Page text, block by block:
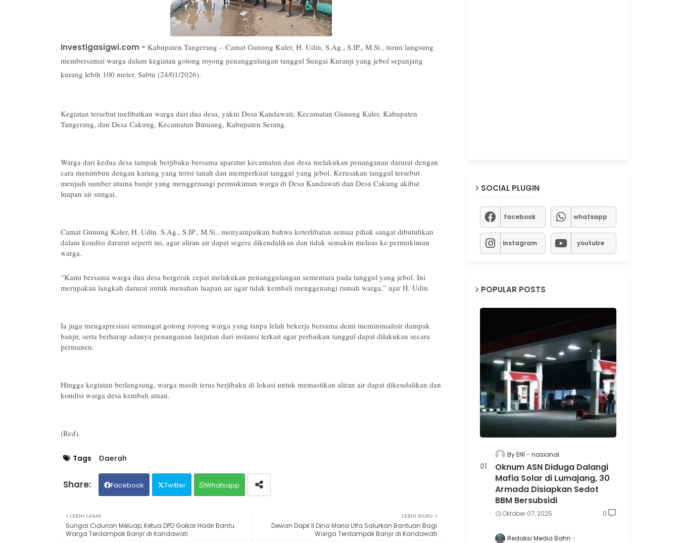
Investigasigwi.com - Kabupaten Tangerang – Camat Gunung Kaler, H. Udin, S.Ag., S.IP., M.Si., turun langsung
membersamai warga dalam kegiatan gotong royong penanggulangan tanggul Sungai Kuranji yang jebol sepanjang
kurang lebih 100 meter, Sabtu (24/01/2026).
Kegiatan tersebut melibatkan warga dari dua desa, yakni Desa Kandawati, Kecamatan Gunung Kaler, Kabupaten
Tangerang, dan Desa Cakung, Kecamatan Binuang, Kabupaten Serang.
Warga dari kedua desa tampak berjibaku bersama aparatur kecamatan dan desa melakukan penanganan darurat dengan
cara menimbun dengan karung yang terisi tanah dan memperkuat tanggul yang jebol. Kerusakan tanggul tersebut
menjadi sumber utama banjir yang menggenangi permukiman warga di Desa Kandawati dan Desa Cakung akibat
luapan air sungai.
Camat Gunung Kaler, H. Udin. S.Ag., S.IP., M.Si., menyampaikan bahwa keterlibatan semua pihak sangat dibutuhkan
dalam kondisi darurat seperti ini, agar aliran air dapat segera dikendalikan dan tidak semakin meluas ke permukiman
warga.
“Kami bersama warga dua desa bergerak cepat melakukan penanggulangan sementara pada tanggul yang jebol. Ini
merupakan langkah darurat untuk menahan luapan air agar tidak kembali menggenangi rumah warga,” ujar H. Udin.
Ia juga mengapresiasi semangat gotong royong warga yang tanpa lelah bekerja bersama demi meminimalisir dampak
banjir, serta berharap adanya penanganan lanjutan dari instansi terkait agar perbaikan tanggul dapat dilakukan secara
permanen.
Hingga kegiatan berlangsung, warga masih terus berjibaku di lokasi untuk memastikan aliran air dapat dikendalikan dan
kondisi warga desa kembali aman.
(Red).
Tags Daerah
Facebook Twitter Whatsapp
LEBIH BARU
Dewan Dapil II Dina Maria Ulfa Salurkan Bantuan Bagi
Warga Terdampak Banjir di Kandawati
LEBIH LAMA
Sungai Cidurian Meluap, Ketua DPD Golkar Hadir Bantu
Warga Terdampak Banjir di Kandawati
SOCIAL PLUGIN
facebook whatsapp
instagram youtube
POPULAR POSTS
By ENI nasional
Oknum ASN Diduga Dalangi
Mafia Solar di Lumajang, 30
Armada Disiapkan Sedot
BBM Bersubsidi
Oktober 07, 2025 0
Redaksi Media Bahri